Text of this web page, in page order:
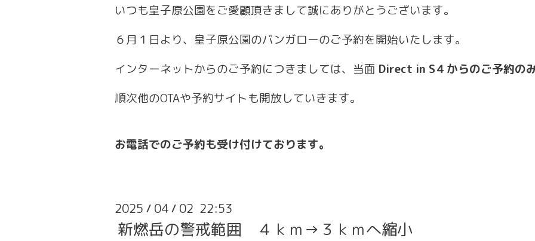
いつも皇子原公園をご愛顧頂きまして誠にありがとうございます。
６月１日より、皇子原公園のバンガローのご予約を開始いたします。
インターネットからのご予約につきましては、当面 Direct in S４からのご予約の
順次他のOTAや予約サイトも開放していきます。
お電話でのご予約も受け付けております。
2025 / 04 / 02 22:53
新燃岳の警戒範囲 ４ｋｍ→３ｋｍへ縮小